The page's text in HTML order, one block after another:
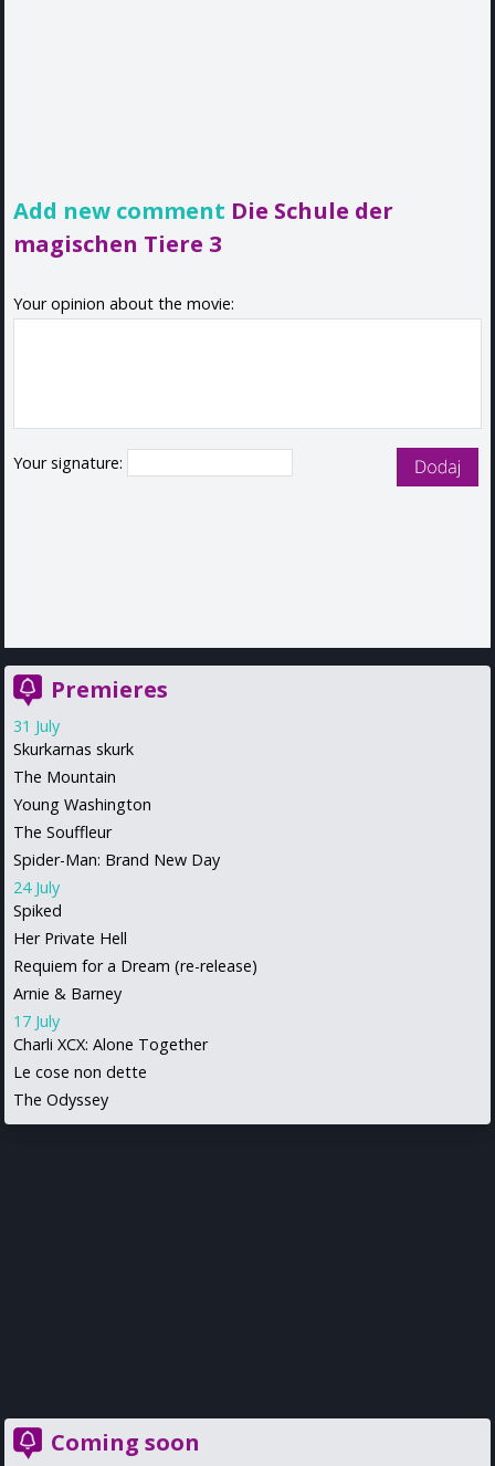
Add new comment Die Schule der
magischen Tiere 3
Your opinion about the movie:
Your signature:
Premieres
31 July
Skurkarnas skurk
The Mountain
Young Washington
The Souffleur
Spider-Man: Brand New Day
24 July
Spiked
Her Private Hell
Requiem for a Dream (re-release)
Arnie & Barney
17 July
Charli XCX: Alone Together
Le cose non dette
The Odyssey
Coming soon